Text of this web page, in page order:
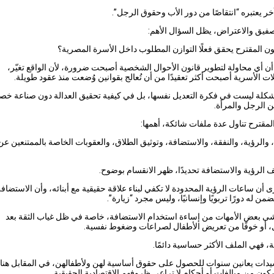
يعتبره “انتقاصًا من دور الأب وحقوق الرجل”.
والاعتراض، يظل السؤال الأهم:
المقترح يحقق فعلًا التوازن المطلوب داخل الأسرة المصرية؟
أن أي محاولة لتطوير قانون الأحوال الشخصية أصبحت ضرورة، لأن الواقع تغيّر،
الأسرية أصبحت أكثر تعقيدًا من أن تُعالج بقوانين وُضعت منذ عقود طويلة.
ليست في فكرة التعديل نفسها، بل في كيفية تحقيق العدالة دون صناعة
الرجل والمرأة.
تناول عدة ملفات شائكة، أهمها:
والرؤية، والنفقة، والاستضافة، وتوثيق الطلاق، والعقوبات الخاصة بالممتنعين
والاستضافة تحديدًا، ظهر الانقسام بوضوح.
أن ساعات الرؤية المحدودة لا تكفي لبناء علاقة حقيقية مع أبنائه، وأن
له دورًا تربويًا وإنسانيًا، وليس مجرد “زيارة”.
بعض الأمهات من إساءة استخدام الاستضافة، خاصة في ظل غياب الثقة بعد
أو خوفًا من تعريض الأطفال لصراعات وضغوط نفسية.
فهي الملف الأكثر حساسية دائمًا.
يعانين سنوات للحصول على حقوق أساسية لهن ولأطفالهن، في المقابل